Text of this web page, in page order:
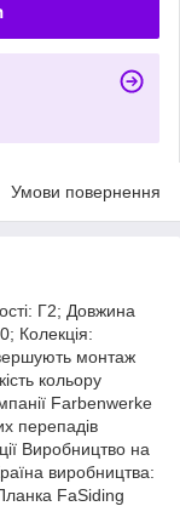
Умови повернення
Г2; Довжина
Колекція:
монтаж
кольору
Farbenwerke
перепадів
Виробництво на
виробництва:
FaSiding